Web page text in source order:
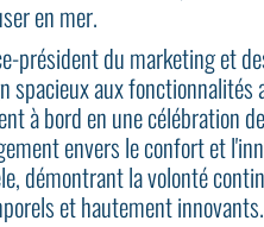
en mer.
président du marketing et
spacieux aux
à bord en une célébration
envers le confort et
démontrant la volonté
et hautement innovants.